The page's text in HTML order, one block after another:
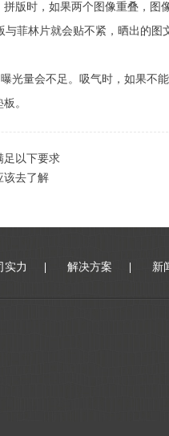
版时，如果两个图像重叠，图
与菲林片就会贴不紧，晒出的
量会不足。吸气时，如果不
。
足以下要求
该去了解
实力 解决方案 新